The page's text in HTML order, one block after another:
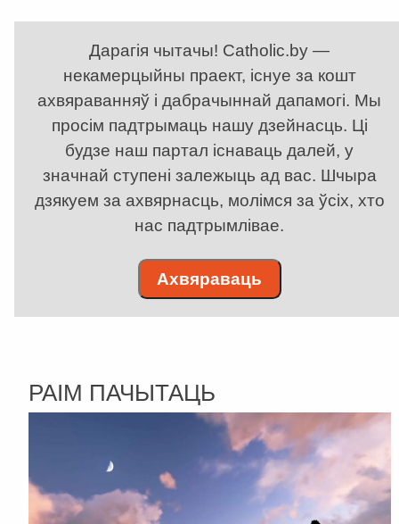
Дарагія чытачы! Catholic.by —
некамерцыйны праект, існуе за кошт
ахвяраванняў і дабрачыннай дапамогі. Мы
просім падтрымаць нашу дзейнасць. Ці
будзе наш партал існаваць далей, у
значнай ступені залежыць ад вас. Шчыра
дзякуем за ахвярнасць, молімся за ўсіх, хто
нас падтрымлівае.
Ахвяраваць
РАІМ ПАЧЫТАЦЬ